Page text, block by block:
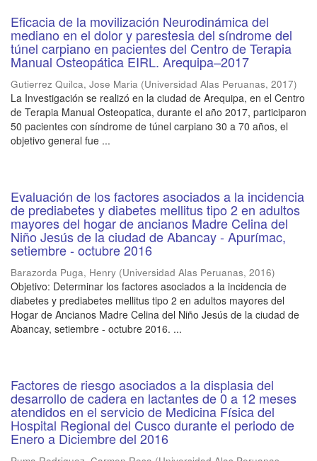
Eficacia de la movilización Neurodinámica del
mediano en el dolor y parestesia del síndrome del
túnel carpiano en pacientes del Centro de Terapia
Manual Osteopática EIRL. Arequipa–2017
Gutierrez Quilca, Jose Maria (Universidad Alas Peruanas, 2017)
La Investigación se realizó en la ciudad de Arequipa, en el Centro
de Terapia Manual Osteopatica, durante el año 2017, participaron
50 pacientes con síndrome de túnel carpiano 30 a 70 años, el
objetivo general fue ...
Evaluación de los factores asociados a la incidencia
de prediabetes y diabetes mellitus tipo 2 en adultos
mayores del hogar de ancianos Madre Celina del
Niño Jesús de la ciudad de Abancay - Apurímac,
setiembre - octubre 2016
Barazorda Puga, Henry (Universidad Alas Peruanas, 2016)
Objetivo: Determinar los factores asociados a la incidencia de
diabetes y prediabetes mellitus tipo 2 en adultos mayores del
Hogar de Ancianos Madre Celina del Niño Jesús de la ciudad de
Abancay, setiembre - octubre 2016. ...
Factores de riesgo asociados a la displasia del
desarrollo de cadera en lactantes de 0 a 12 meses
atendidos en el servicio de Medicina Física del
Hospital Regional del Cusco durante el periodo de
Enero a Diciembre del 2016